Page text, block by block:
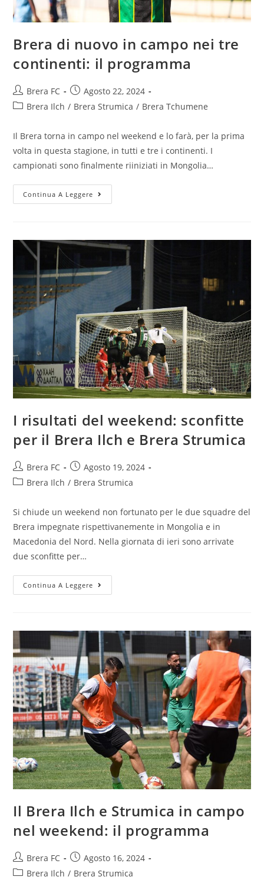
Brera di nuovo in campo nei tre
continenti: il programma
Brera FC
Agosto 22, 2024
Brera Ilch / Brera Strumica / Brera Tchumene
Il Brera torna in campo nel weekend e lo farà, per la prima
volta in questa stagione, in tutti e tre i continenti. I
campionati sono finalmente riiniziati in Mongolia…
Continua A Leggere
I risultati del weekend: sconfitte
per il Brera Ilch e Brera Strumica
Brera FC
Agosto 19, 2024
Brera Ilch / Brera Strumica
Si chiude un weekend non fortunato per le due squadre del
Brera impegnate rispettivanemente in Mongolia e in
Macedonia del Nord. Nella giornata di ieri sono arrivate
due sconfitte per…
Continua A Leggere
Il Brera Ilch e Strumica in campo
nel weekend: il programma
Brera FC
Agosto 16, 2024
Brera Ilch / Brera Strumica